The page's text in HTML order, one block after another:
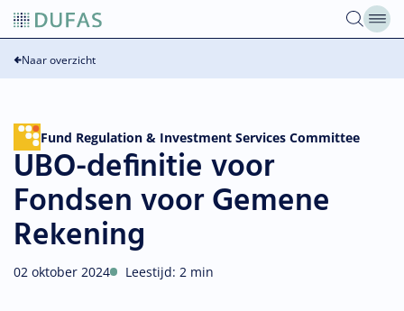
Overslaan
naar
inhoudNaar overzicht
Fund Regulation & Investment Services Committee
UBO-definitie voor
Fondsen voor Gemene
Rekening
02 oktober 2024 Leestijd: 2 min